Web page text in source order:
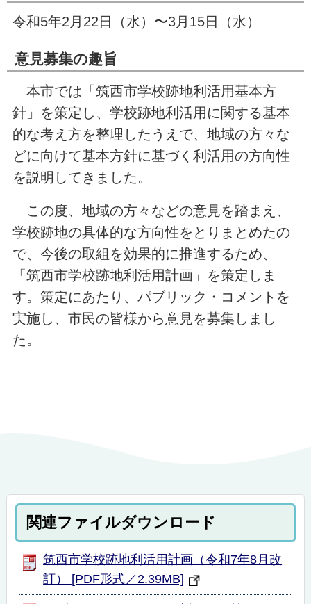
令和5年2月22日（水）〜3月15日（水）
意見募集の趣旨
本市では「筑西市学校跡地利活用基本方
針」を策定し、学校跡地利活用に関する基本
的な考え方を整理したうえで、地域の方々な
どに向けて基本方針に基づく利活用の方向性
を説明してきました。
この度、地域の方々などの意見を踏まえ、
学校跡地の具体的な方向性をとりまとめたの
で、今後の取組を効果的に推進するため、
「筑西市学校跡地利活用計画」を策定しま
す。策定にあたり、パブリック・コメントを
実施し、市民の皆様から意見を募集しまし
た。
関連ファイルダウンロード
筑西市学校跡地利活用計画（令和7年8月改
訂） [PDF形式／2.39MB]